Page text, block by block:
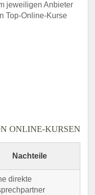
jeweiligen Anbieter
Top-Online-Kurse
ONLINE-KURSEN
Nachteile
direkte